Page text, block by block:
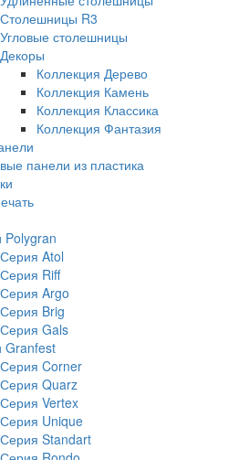
Столешницы R3
Угловые столешницы
Декоры
Коллекция Дерево
Коллекция Камень
Коллекция Классика
Коллекция Фантазия
панели из пластика
Polygran
Серия Atol
Серия Riff
Серия Argo
Серия Brig
Серия Gals
Granfest
Серия Corner
Серия Quarz
Серия Vertex
Серия Unique
Серия Standart